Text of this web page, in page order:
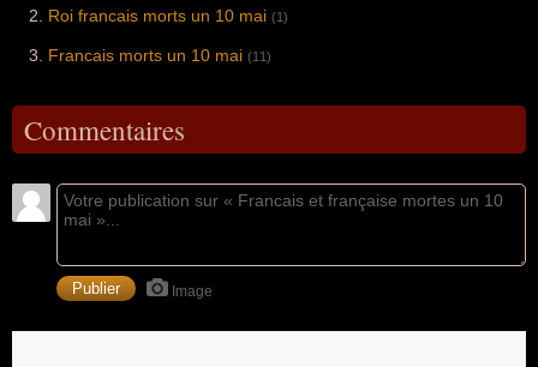
Roi francais morts un 10 mai (1)
Francais morts un 10 mai (11)
Commentaires
Image